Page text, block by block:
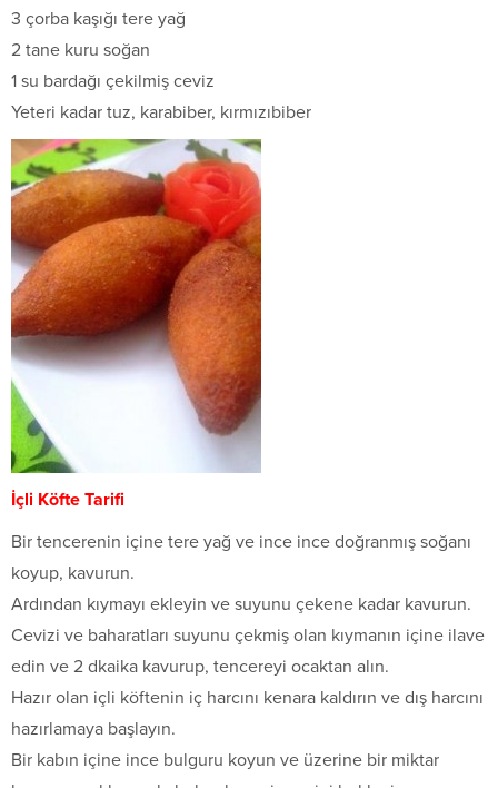
3 çorba kaşığı tere yağ
2 tane kuru soğan
1 su bardağı çekilmiş ceviz
Yeteri kadar tuz, karabiber, kırmızıbiber
İçli Köfte Tarifi
Bir tencerenin içine tere yağ ve ince ince doğranmış soğanı
koyup, kavurun.
Ardından kıymayı ekleyin ve suyunu çekene kadar kavurun.
Cevizi ve baharatları suyunu çekmiş olan kıymanın içine ilave
edin ve 2 dkaika kavurup, tencereyi ocaktan alın.
Hazır olan içli köftenin iç harcını kenara kaldırın ve dış harcını
hazırlamaya başlayın.
Bir kabın içine ince bulguru koyun ve üzerine bir miktar